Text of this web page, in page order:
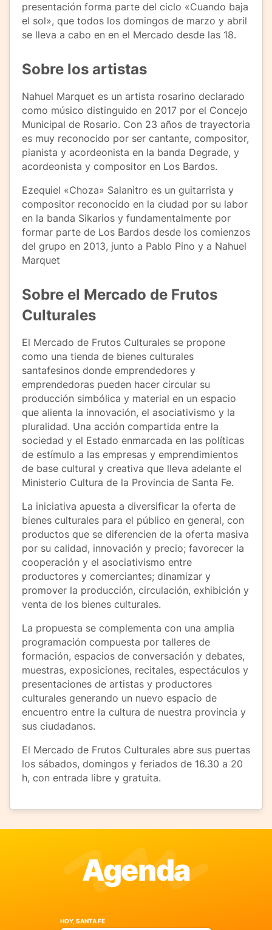
presentación forma parte del ciclo «Cuando baja
el sol», que todos los domingos de marzo y abril
se lleva a cabo en en el Mercado desde las 18.
Sobre los artistas
Nahuel Marquet es un artista rosarino declarado
como músico distinguido en 2017 por el Concejo
Municipal de Rosario. Con 23 años de trayectoria
es muy reconocido por ser cantante, compositor,
pianista y acordeonista en la banda Degrade, y
acordeonista y compositor en Los Bardos.
Ezequiel «Choza» Salanitro es un guitarrista y
compositor reconocido en la ciudad por su labor
en la banda Sikarios y fundamentalmente por
formar parte de Los Bardos desde los comienzos
del grupo en 2013, junto a Pablo Pino y a Nahuel
Marquet
Sobre el Mercado de Frutos
Culturales
El Mercado de Frutos Culturales se propone
como una tienda de bienes culturales
santafesinos donde emprendedores y
emprendedoras pueden hacer circular su
producción simbólica y material en un espacio
que alienta la innovación, el asociativismo y la
pluralidad. Una acción compartida entre la
sociedad y el Estado enmarcada en las políticas
de estímulo a las empresas y emprendimientos
de base cultural y creativa que lleva adelante el
Ministerio Cultura de la Provincia de Santa Fe.
La iniciativa apuesta a diversificar la oferta de
bienes culturales para el público en general, con
productos que se diferencien de la oferta masiva
por su calidad, innovación y precio; favorecer la
cooperación y el asociativismo entre
productores y comerciantes; dinamizar y
promover la producción, circulación, exhibición y
venta de los bienes culturales.
La propuesta se complementa con una amplia
programación compuesta por talleres de
formación, espacios de conversación y debates,
muestras, exposiciones, recitales, espectáculos y
presentaciones de artistas y productores
culturales generando un nuevo espacio de
encuentro entre la cultura de nuestra provincia y
sus ciudadanos.
El Mercado de Frutos Culturales abre sus puertas
los sábados, domingos y feriados de 16.30 a 20
h, con entrada libre y gratuita.
Agenda
HOY, SANTA FE